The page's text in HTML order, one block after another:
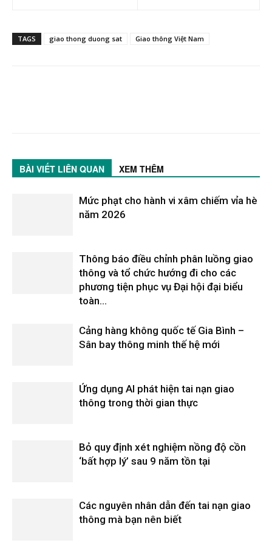
TAGS giao thong duong sat Giao thông Việt Nam
BÀI VIẾT LIÊN QUAN XEM THÊM
Mức phạt cho hành vi xâm chiếm vỉa hè
năm 2026
Thông báo điều chỉnh phân luồng giao
thông và tổ chức hướng đi cho các
phương tiện phục vụ Đại hội đại biểu
toàn...
Cảng hàng không quốc tế Gia Bình –
Sân bay thông minh thế hệ mới
Ứng dụng AI phát hiện tai nạn giao
thông trong thời gian thực
Bỏ quy định xét nghiệm nồng độ cồn
‘bất hợp lý’ sau 9 năm tồn tại
Các nguyên nhân dẫn đến tai nạn giao
thông mà bạn nên biết